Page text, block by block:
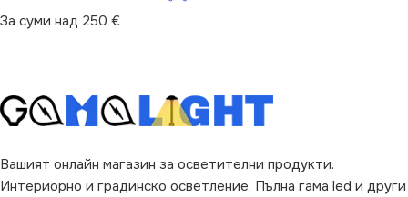
За суми над 250 €
Вашият онлайн магазин за осветителни продукти.
Интериорно и градинско осветление. Пълна гама led и други